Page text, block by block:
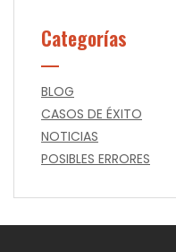
Categorías
BLOG
CASOS DE ÉXITO
NOTICIAS
POSIBLES ERRORES